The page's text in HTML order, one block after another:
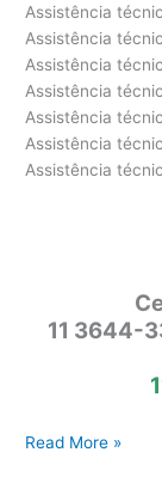
Assistência
Assistência
Assistência
Assistência
Assistência
Assistência
Assistência
11 3644-
Assistência
Read More »